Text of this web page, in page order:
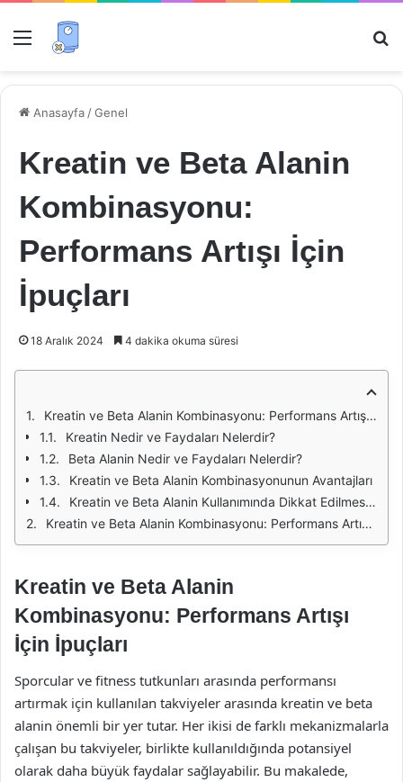
Menü
Anasayfa /Genel
Kreatin ve Beta Alanin
Kombinasyonu:
Performans Artışı İçin
İpuçları
18 Aralık 2024 4 dakika okuma süresi
Kreatin ve Beta Alanin Kombinasyonu: Performans Artışı İçin İpuçları
Kreatin Nedir ve Faydaları Nelerdir?
Beta Alanin Nedir ve Faydaları Nelerdir?
Kreatin ve Beta Alanin Kombinasyonunun Avantajları
Kreatin ve Beta Alanin Kullanımında Dikkat Edilmesi Gerekenler
Kreatin ve Beta Alanin Kombinasyonu: Performans Artışı İçin İpuçları
Kreatin ve Beta Alanin
Kombinasyonu: Performans Artışı
İçin İpuçları
Sporcular ve fitness tutkunları arasında performansı
artırmak için kullanılan takviyeler arasında kreatin ve beta
alanin önemli bir yer tutar. Her ikisi de farklı mekanizmalarla
çalışan bu takviyeler, birlikte kullanıldığında potansiyel
olarak daha büyük faydalar sağlayabilir. Bu makalede,